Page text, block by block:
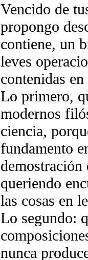
Vencido de
propongo
contiene, un
leves
contenidas
Lo primero,
modernos
ciencia,
fundamento
queriendo
las cosas en
Lo segundo:
nunca